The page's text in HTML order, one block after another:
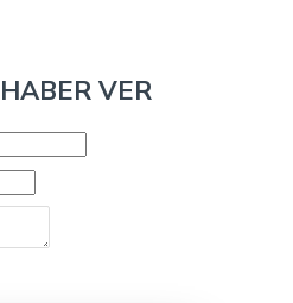
VER